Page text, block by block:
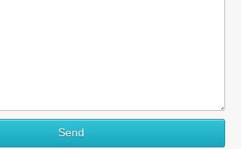
Send